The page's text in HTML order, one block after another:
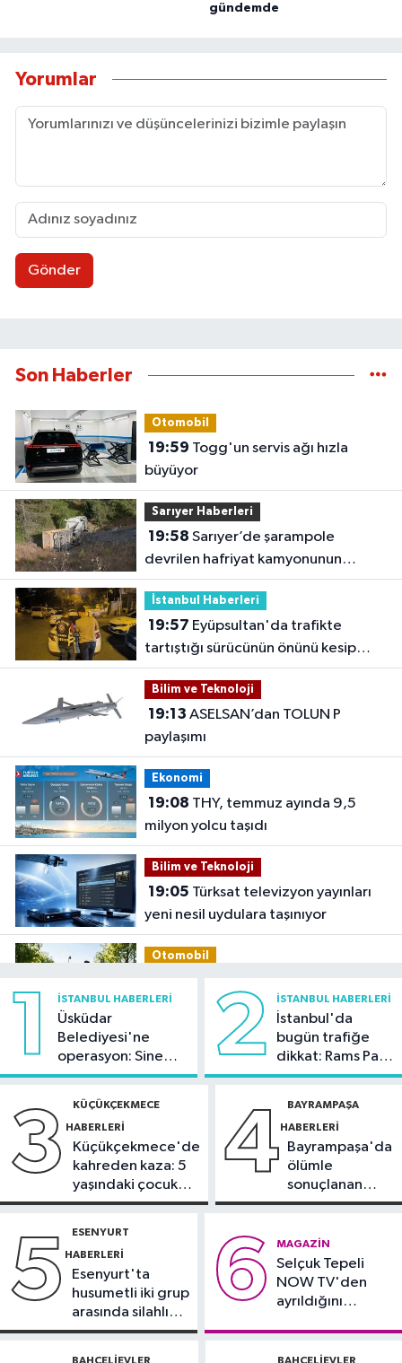
gündemde
Yorumlar
Gönder
Son Haberler
Otomobil
19:59
büyüyor
Sarıyer Haberleri
19:58
devrilen hafriyat kamyonunun
şoförü yaralandı
İstanbul Haberleri
19:57
tartıştığı sürücünün önünü kesip
tehdit eden saldırgana 180 bin lira
ceza
Bilim ve Teknoloji
19:13
paylaşımı
Ekonomi
19:08
milyon yolcu taşıdı
Bilim ve Teknoloji
19:05
yeni nesil uydulara taşınıyor
Otomobil
taşınacak
18:59
Olimpiyatları'nda modern
pentatlonda büyük başarılar elde
plajlarını aratmadı
1 İSTANBUL HABERLERI
Üsküdar
Belediyesi'ne
operasyon: Sinem
Dedetaş'a
2 İSTANBUL HABERLERI
İstanbul'da
bugün trafiğe
dikkat: Rams Park
çevresinde bazı
3 KÜÇÜKÇEKMECE
HABERLERI
Küçükçekmece'de
kahreden kaza: 5
yaşındaki çocuk
yoğun bakımda
4 BAYRAMPAŞA
HABERLERI
Bayrampaşa'da
ölümle
sonuçlanan
kaza: Sürücü
5 ESENYURT
HABERLERI
Esenyurt'ta
husumetli iki grup
arasında silahlı
kavga
6 MAGAZIN
Selçuk Tepeli
NOW TV'den
ayrıldığını
BAHÇELIEVLER BAHÇELIEVLER